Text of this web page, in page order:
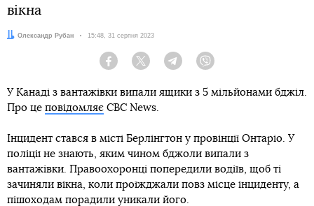
вікна
Автор:
Олександр Рубан Дата:
15:48, 31 серпня 2023
Facebook Twitter Telegram
У Канаді з вантажівки випали ящики з 5 мільйонами бджіл.
Про це повідомляє CBC News.
Інцидент стався в місті Берлінгтон у провінції Онтаріо. У
поліції не знають, яким чином бджоли випали з
вантажівки. Правоохоронці попередили водіїв, щоб ті
зачиняли вікна, коли проїжджали повз місце інциденту, а
пішоходам порадили уникали його.